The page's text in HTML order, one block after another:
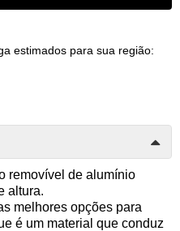
estimados para sua região:
removível de alumínio
altura.
melhores opções para
é um material que conduz